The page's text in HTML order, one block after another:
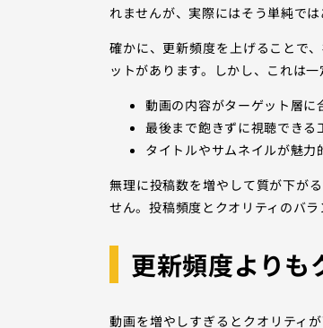
れませんが、実際にはそう単純では
確かに、更新頻度を上げることで
ットがあります。しかし、これは
動画の内容がターゲット層に
最後まで飽きずに視聴できる
タイトルやサムネイルが魅力
無理に投稿数を増やして質が下が
せん。投稿頻度とクオリティのバラ
更新頻度よりも
動画を増やしすぎるとクオリティ